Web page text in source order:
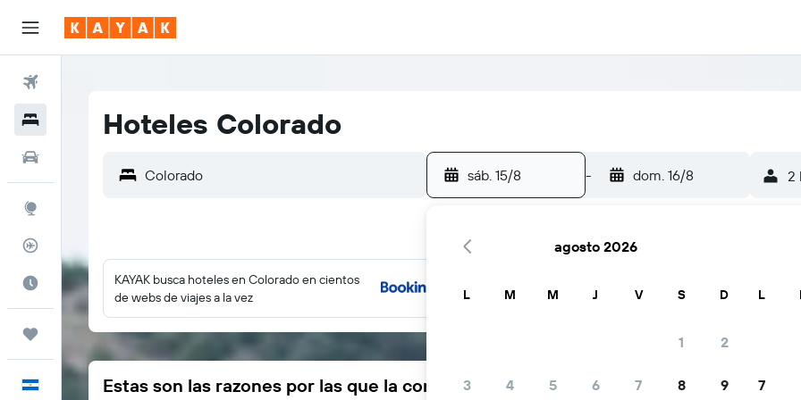
Hoteles
Cuándo ir
Hoteles Colorado
sáb. 15/8 - dom. 16/8 2
KAYAK busca hoteles en Colorado en cientos
de webs de viajes a la vez
Estas son las razones por las que la comunidad viajera elige KAYAK
agosto 2026
L M M J V S D
1 2
3 4 5 6 7 8 9
L
7